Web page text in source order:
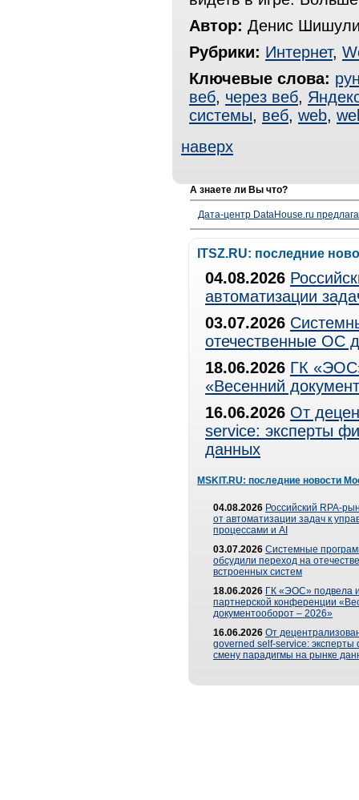
Автор: Денис
Рубрики: Интернет,
Ключевые слова:
веб, через веб,
системы, веб, web,
наверх
А знаете ли Вы что?
Дата-центр DataHouse.ru
ITSZ.RU: последние
04.08.2026
автоматизации
03.07.2026
отечественные ОС
18.06.2026 ГК
«Весенний
16.06.2026 От
service: эксперты
данных
MSKIT.RU: последние новости
04.08.2026 Российский RPA-
от автоматизации задач к
процессами и AI
03.07.2026 Системные
обсудили переход на
встроенных систем
18.06.2026 ГК «ЭОС» подвела
партнерской конференции
документооборот – 2026»
16.06.2026 От
governed self-service: эксперты
смену парадигмы на рынке